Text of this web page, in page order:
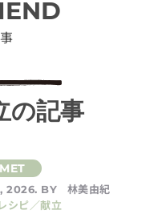
の記事
2026. BY
林美由紀
シピ／献立